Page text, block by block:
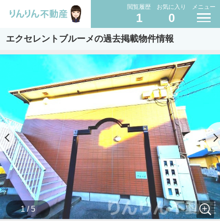
閲覧履歴
1
お気に入り
0
メニュー
エクセレントブルーメの過去掲載物件情報
1 / 5